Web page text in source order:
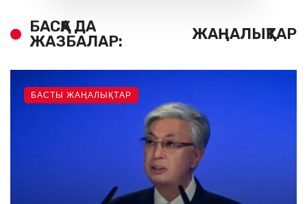
БАСҚА ДА
ЖАЗБАЛАР:
ЖАҢАЛЫҚТАР
БАСТЫ ЖАҢАЛЫҚТАР